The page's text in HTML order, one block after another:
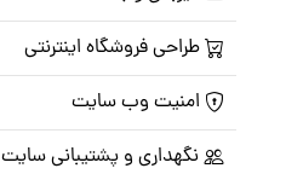
طراحی فروشگاه اینترنتی
امنیت وب سایت
نگهداری و پشتیبانی سایت